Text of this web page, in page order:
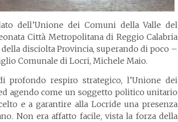
dell’Unione dei Comuni della Valle del
Città Metropolitana di Reggio Calabria
disciolta Provincia, superando di poco –
Comunale di Locri, Michele Maio.
profondo respiro strategico, l’Unione dei
agendo come un soggetto politico unitario
e a garantire alla Locride una presenza
Non era affatto facile, vista la forza della